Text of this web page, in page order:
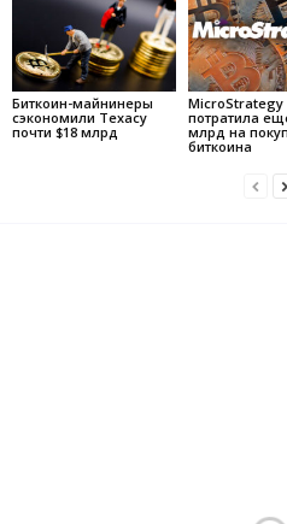
Биткоин-майнинеры
сэкономили Техасу
почти $18 млрд
MicroStrategy
потратила
млрд на
биткоина